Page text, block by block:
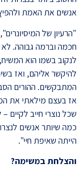
אנשים את האמת
"הרעיון של
חכמה וברמה גבוהה.
לנקוב בשמו הוא
להיקשר אליהם, ואז
המתבקשים. ההורים
אז בעצם מילאתי את
שכל נוצרי חייב לקיים
כמה שיותר אנשים
הייתה שאיפת חיי".
והצלחת במשימה?